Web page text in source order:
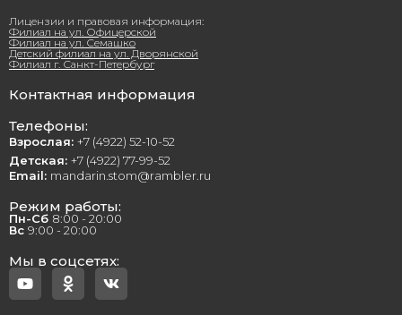
Лицензии и правовая информация:
Филиал на ул. Офицерской
Филиал на ул. Семашко
Детский филиал на ул. Дворянской
Филиал г. Санкт-Петербург
Контактная информация
Телефоны:
Взрослая: +7 (4922) 52-10-52
Детская: +7 (4922) 77-99-52
Email: mandarin.stom@rambler.ru
Режим работы:
Пн-Сб 8:00 - 20:00
Вс 9:00 - 20:00
Мы в соцсетях: